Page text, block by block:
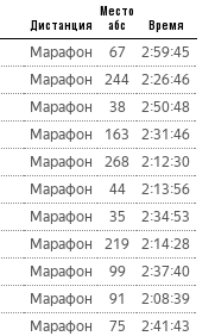
Дистанция
Место
абс
Время
Марафон 67 2:59:45
Марафон 244 2:26:46
Марафон 38 2:50:48
Марафон 163 2:31:46
Марафон 268 2:12:30
Марафон 44 2:13:56
Марафон 35 2:34:53
Марафон 219 2:14:28
Марафон 99 2:37:40
Марафон 91 2:08:39
Марафон 75 2:41:43